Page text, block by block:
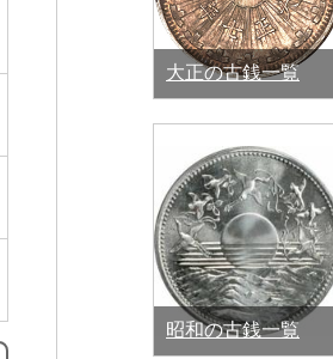
大正の古銭一覧
昭和の古銭一覧